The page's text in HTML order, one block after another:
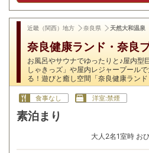
近畿（関西）地方 奈良県 天然大和温泉
奈良健康ランド・奈良
お風呂やサウナでゆったりと♪屋内型
しゃきっズ」や屋内レジャープール
る！遊びと癒し空間「奈良健康ランド
食事なし 洋室:禁煙
素泊まり
大人 2名1室時 お